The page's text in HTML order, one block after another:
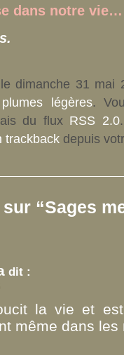
dans notre vie…
dimanche 31 mai
plumes légères.
du flux RSS 2.0
trackback depuis
“Sages
dit :
la vie et
même dans